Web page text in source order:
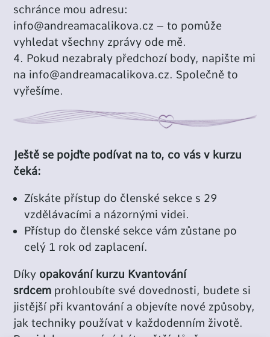
schránce mou adresu:
info@andreamacalikova.cz – to pomůže
vyhledat všechny zprávy ode mě.
Pokud nezabraly předchozí body, napište mi
na info@andreamacalikova.cz. Společně to
vyřešíme.
Ještě se pojďte podívat na to, co vás v kurzu
čeká:
Získáte přístup do členské sekce s 29
vzdělávacími a názornými videi.
Přístup do členské sekce vám zůstane po
celý 1 rok od zaplacení.
Díky opakování kurzu Kvantování
srdcem prohloubíte své dovednosti, budete si
jistější při kvantování a objevíte nové způsoby,
jak techniky používat v každodenním životě.